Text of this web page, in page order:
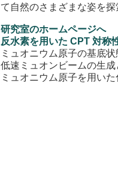
て自然のさまざまな姿を探
研究室のホームページへ
反水素を用いた CPT 対称
ミュオニウム原子の基底
低速ミュオンビームの生成
ミュオニウム原子を用い